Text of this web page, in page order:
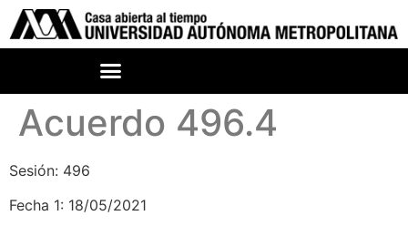
Acuerdo 496.4
Sesión: 496
Fecha 1: 18/05/2021